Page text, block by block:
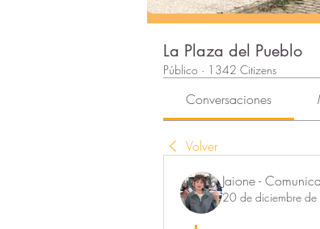
La Plaza del Pueblo
Público · 1342 Citizens
Conversaciones
Volver
Jaione -
20 de diciembre